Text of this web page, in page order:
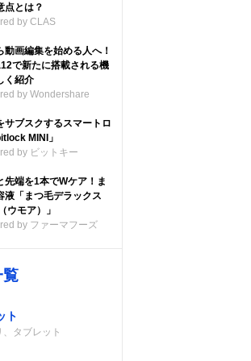
点とは？
by CLAS
動画編集を始める人へ！
で新たに搭載される機
く紹介
by Wondershare
サブスクするスマートロ
MINI」
by ビットキー
先端を1本でWケア！ま
液「まつ毛デラックス
ウモア）」
by ファーマフーズ
覧
ト
タブレット